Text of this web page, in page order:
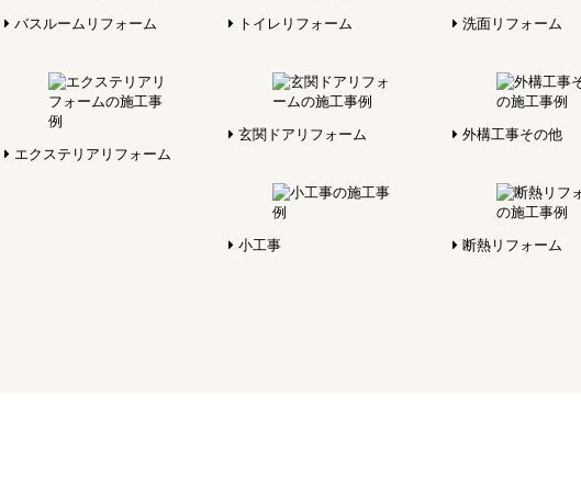
バスルームリフォーム トイレリフォーム 洗面リフォーム
エクステリアリフォーム
玄関ドアリフォーム 外構工事その他
小工事 断熱リフォーム